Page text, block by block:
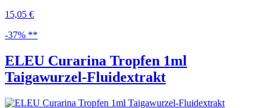
15,05 €
-37% **
ELEU Curarina Tropfen 1ml
Taigawurzel-Fluidextrakt